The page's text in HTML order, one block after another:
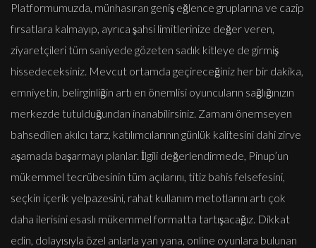
Platformumuzda, münhasıran geniş eğlence gruplarına ve cazip
fırsatlara kalmayıp, ayrıca şahsi limitlerinize değer veren,
ziyaretçileri tüm saniyede gözeten sadık kitleye de girmiş
hissedeceksiniz. Mevcut ortamda geçireceğiniz her bir dakika,
emniyetin, belirginliğin artı en önemlisi oyuncuların sağlığınızın
merkezde tutulduğundan inanabilirsiniz. Zamanı önemseyen
bahsedilen akılcı tarz, katılımcılarının günlük kalitesini dahi zirve
aşamada başarmayı planlar. İlgili değerlendirmede, Pinup’un
mükemmel tecrübesinin tüm açılarını, titiz bahis felsefesini,
seçkin içerik yelpazesini, rahat kullanım metotlarını artı çok
daha ilerisini esaslı mükemmel formatta tartışacağız. Dikkat
edin, dolayısıyla özel anlarla yan yana, online oyunlara bulunan